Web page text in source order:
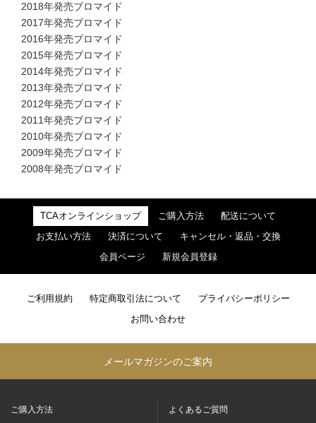
2018年発売ブロマイド
2017年発売ブロマイド
2016年発売ブロマイド
2015年発売ブロマイド
2014年発売ブロマイド
2013年発売ブロマイド
2012年発売ブロマイド
2011年発売ブロマイド
2010年発売ブロマイド
2009年発売ブロマイド
2008年発売ブロマイド
TCAオンラインショップ ご購入方法 配送について
お支払い方法 決済について キャンセル・返品・交換
会員ページ 新規会員登録
ご利用規約 特定商取引法について プライバシーポリシー
お問い合わせ
メールマガジンのご案内
ご購入方法
よくあるご質問